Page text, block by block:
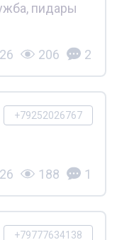
пидары
206 2
+79252026767
188 1
+79777634138